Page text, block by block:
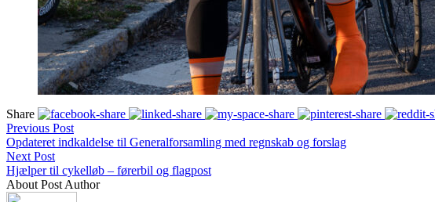
Share
Previous Post
Opdateret indkaldelse til Generalforsamling med regnskab og forslag
Next Post
Hjælper til cykelløb – førerbil og flagpost
About Post Author